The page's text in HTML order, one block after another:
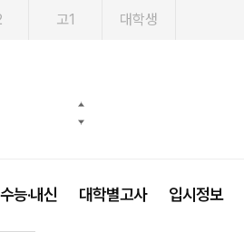
고1 대학생
수능·내신 대학별고사 입시정보